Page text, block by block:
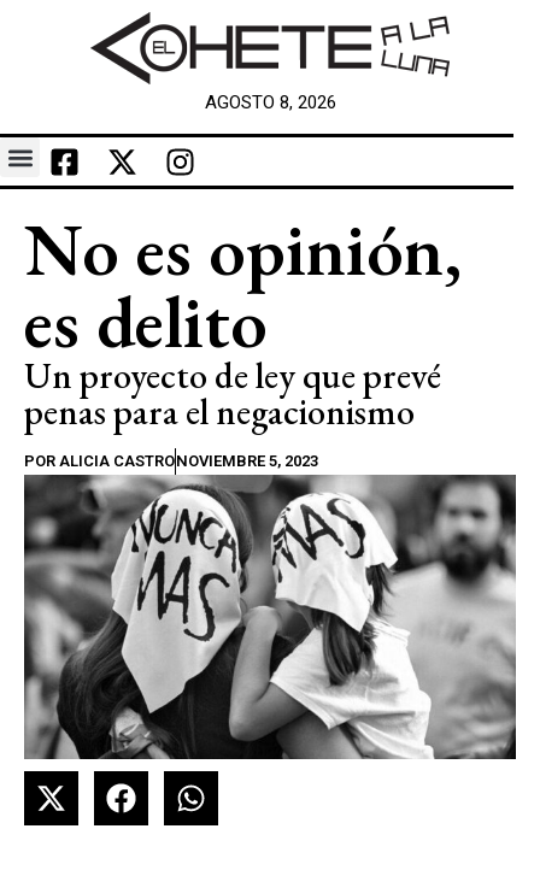
AGOSTO 8, 2026
No es opinión,
es delito
Un proyecto de ley que prevé
penas para el negacionismo
POR ALICIA CASTRONOVIEMBRE 5, 2023